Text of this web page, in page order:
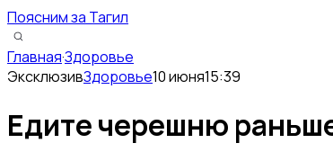
Поясним за Тагил
Главная·Здоровье
ЭксклюзивЗдоровье10 июня15:39
Едите черешню